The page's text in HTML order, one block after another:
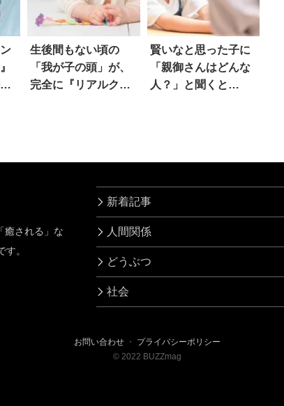
生後間もない頃の
「我が子の頭」が、
完全に『リアルクレ
賢いなと思った子に
「親御さんはどんな
人？」と聞くと…
癒される」な
。
新着記事
人間関係
どうぶつ
社会
お問い合わせ ・ プライバシーポリシー
© 2022 BUZZmag